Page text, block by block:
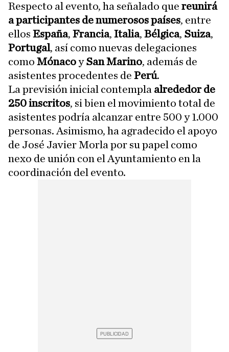
Respecto al evento, ha señalado que reunirá
a participantes de numerosos países, entre
ellos España, Francia, Italia, Bélgica, Suiza,
Portugal, así como nuevas delegaciones
como MónacoySan Marino, además de
asistentes procedentes de Perú.
La previsión inicial contempla alrededor de
250 inscritos, si bien el movimiento total de
asistentes podría alcanzar entre 500 y 1.000
personas. Asimismo, ha agradecido el apoyo
de José Javier Morla por su papel como
nexo de unión con el Ayuntamiento en la
coordinación del evento.